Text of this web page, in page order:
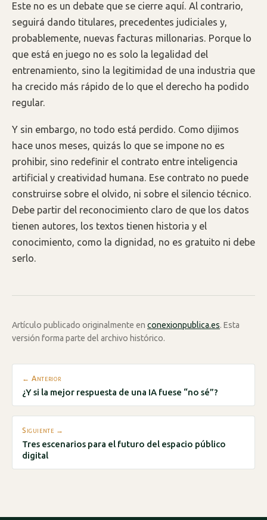
Este no es un debate que se cierre aquí. Al contrario,
seguirá dando titulares, precedentes judiciales y,
probablemente, nuevas facturas millonarias. Porque lo
que está en juego no es solo la legalidad del
entrenamiento, sino la legitimidad de una industria que
ha crecido más rápido de lo que el derecho ha podido
regular.
Y sin embargo, no todo está perdido. Como dijimos
hace unos meses, quizás lo que se impone no es
prohibir, sino redefinir el contrato entre inteligencia
artificial y creatividad humana. Ese contrato no puede
construirse sobre el olvido, ni sobre el silencio técnico.
Debe partir del reconocimiento claro de que los datos
tienen autores, los textos tienen historia y el
conocimiento, como la dignidad, no es gratuito ni debe
serlo.
Artículo publicado originalmente en conexionpublica.es. Esta
versión forma parte del archivo histórico.
← Anterior
¿Y si la mejor respuesta de una IA fuese “no sé”?
Siguiente →
Tres escenarios para el futuro del espacio público
digital